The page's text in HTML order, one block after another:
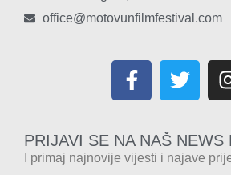
office@motovunfilmfestival.com
PRIJAVI SE NA NAŠ NEWS
I primaj najnovije vijesti i najave